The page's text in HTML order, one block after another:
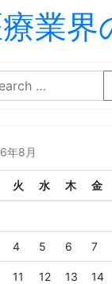
業界
年8月
火 水 木 金
4 5 6 7
11 12 13 14